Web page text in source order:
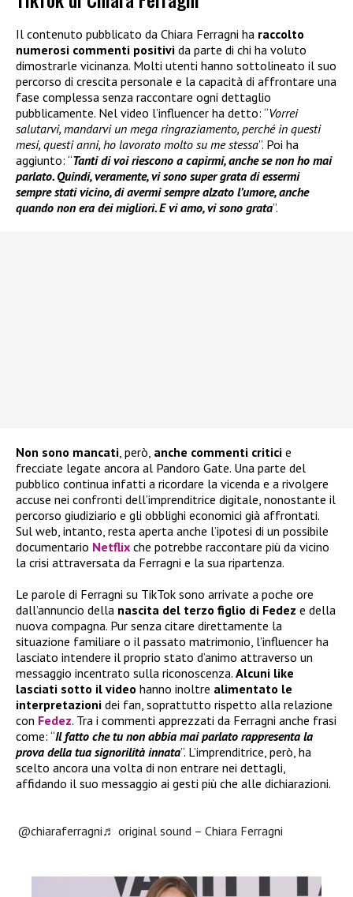
Il contenuto pubblicato da Chiara Ferragni ha raccolto
numerosi commenti positivi da parte di chi ha voluto
dimostrarle vicinanza. Molti utenti hanno sottolineato il suo
percorso di crescita personale e la capacità di affrontare una
fase complessa senza raccontare ogni dettaglio
pubblicamente. Nel video l’influencer ha detto: “Vorrei
salutarvi, mandarvi un mega ringraziamento, perché in questi
mesi, questi anni, ho lavorato molto su me stessa”. Poi ha
aggiunto: “Tanti di voi riescono a capirmi, anche se non ho mai
parlato. Quindi, veramente, vi sono super grata di essermi
sempre stati vicino, di avermi sempre alzato l’umore, anche
quando non era dei migliori. E vi amo, vi sono grata”.
Non sono mancati, però, anche commenti critici e
frecciate legate ancora al Pandoro Gate. Una parte del
pubblico continua infatti a ricordare la vicenda e a rivolgere
accuse nei confronti dell’imprenditrice digitale, nonostante il
percorso giudiziario e gli obblighi economici già affrontati.
Sul web, intanto, resta aperta anche l’ipotesi di un possibile
documentario Netflix che potrebbe raccontare più da vicino
la crisi attraversata da Ferragni e la sua ripartenza.
Le parole di Ferragni su TikTok sono arrivate a poche ore
dall’annuncio della nascita del terzo figlio di Fedez e della
nuova compagna. Pur senza citare direttamente la
situazione familiare o il passato matrimonio, l’influencer ha
lasciato intendere il proprio stato d’animo attraverso un
messaggio incentrato sulla riconoscenza. Alcuni like
lasciati sotto il video hanno inoltre alimentato le
interpretazioni dei fan, soprattutto rispetto alla relazione
con Fedez. Tra i commenti apprezzati da Ferragni anche frasi
come: “Il fatto che tu non abbia mai parlato rappresenta la
prova della tua signorilità innata”. L’imprenditrice, però, ha
scelto ancora una volta di non entrare nei dettagli,
affidando il suo messaggio ai gesti più che alle dichiarazioni.
@chiaraferragni♬ original sound – Chiara Ferragni